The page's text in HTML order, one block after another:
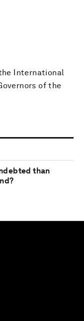
International
of the
than